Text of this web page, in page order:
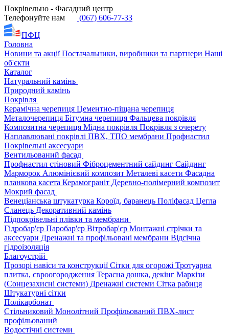
Покрівельно - Фасадний центр
Телефонуйте нам
(067) 606-77-33
ПФЦ
Головна
Новини та акціїПостачальники, виробники та партнери Наші
об'єкти
Каталог
Натуральний камінь
Природний камінь
Покрівля
Керамічна черепиця Цементно-піщана черепиця
Металочерепиця Бітумна черепиця Фальцева покрівля
Композитна черепиця Мідна покрівля Покрівля з очерету
Наплавлювані покрівлі ПВХ, ТПО мембрани Профнастил
Покрівельні аксесуари
Вентильований фасад
Профнастил стіновий Фіброцементний сайдинг Сайдинг
Марморок Алюмінієвий композит Металеві касети Фасадна
планкова касета Керамограніт Деревно-полімерний композит
Мокрий фасад
Венеціанська штукатурка Короїд, баранець Поліфасад Цегла
Сланець Декоративний камінь
Підпокрівельні плівки та мембрани
Гідробар'єр Паробар'єр Вітробар'єр Монтажні стрічки та
аксесуари Дренажні та профільовані мембрани Відсічна
гідроізоляція
Благоустрій
Прозорі навіси та конструкціїСітки для огорожі Тротуарна
плитка, євроогородження Терасна дошка, декінг Маркізи
(Сонцезахисні системи) Дренажні системи Сітка рабиця
Штукатурні сітки
Полікарбонат
Стільниковий Монолітний Профільований ПВХ-лист
профільований
Водостічні системи